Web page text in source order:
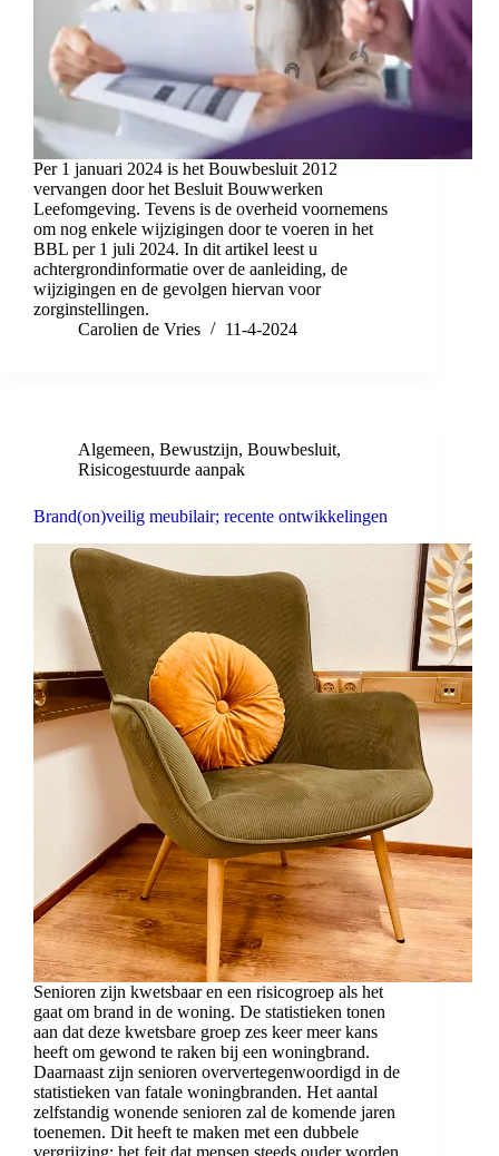
Per 1 januari 2024 is het Bouwbesluit 2012
vervangen door het Besluit Bouwwerken
Leefomgeving. Tevens is de overheid voornemens
om nog enkele wijzigingen door te voeren in het
BBL per 1 juli 2024. In dit artikel leest u
achtergrondinformatie over de aanleiding, de
wijzigingen en de gevolgen hiervan voor
zorginstellingen.
Carolien de Vries
11-4-2024
Algemeen, Bewustzijn, Bouwbesluit,
Risicogestuurde aanpak
Brand(on)veilig meubilair; recente ontwikkelingen
Senioren zijn kwetsbaar en een risicogroep als het
gaat om brand in de woning. De statistieken tonen
aan dat deze kwetsbare groep zes keer meer kans
heeft om gewond te raken bij een woningbrand.
Daarnaast zijn senioren oververtegenwoordigd in de
statistieken van fatale woningbranden. Het aantal
zelfstandig wonende senioren zal de komende jaren
toenemen. Dit heeft te maken met een dubbele